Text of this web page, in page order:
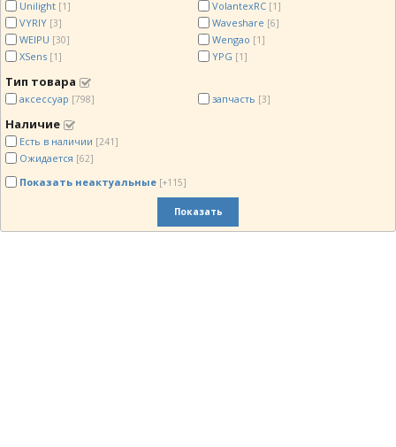
Unilight [1] VolantexRC [1]
VYRIY [3] Waveshare [6]
WEIPU [30] Wengao [1]
XSens [1] YPG [1]
Тип товара
аксессуар [798] запчасть [3]
Наличие
Есть в наличии [241]
Ожидается [62]
Показать неактуальные [+115]
Показать